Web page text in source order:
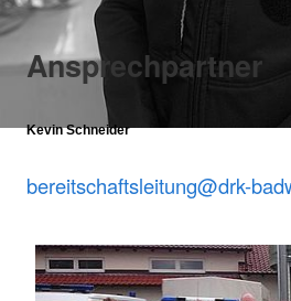
Ansprechpartner
Kevin Schneider
bereitschaftsleitung@drk-